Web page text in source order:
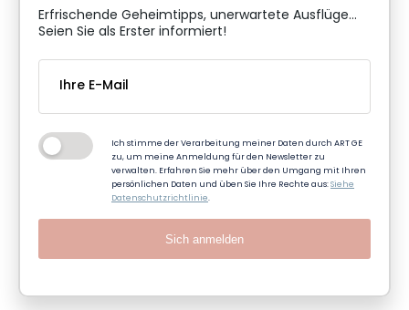
Erfrischende Geheimtipps, unerwartete Ausflüge...
Seien Sie als Erster informiert!
Ich stimme der Verarbeitung meiner Daten durch ART GE
zu, um meine Anmeldung für den Newsletter zu
verwalten. Erfahren Sie mehr über den Umgang mit Ihren
persönlichen Daten und üben Sie Ihre Rechte aus:Siehe
Datenschutzrichtlinie.
Sich anmelden